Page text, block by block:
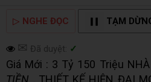
▷ NGHE ĐỌC TẠM
✉ Đã duyệt: ✓
Giá Mới : 3 Tỷ 150 Triệu NHÀ
TIỀN , THIẾT KẾ HIỆN ĐẠI